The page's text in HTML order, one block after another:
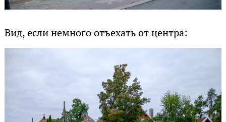
Вид, если немного отъехать от центра: